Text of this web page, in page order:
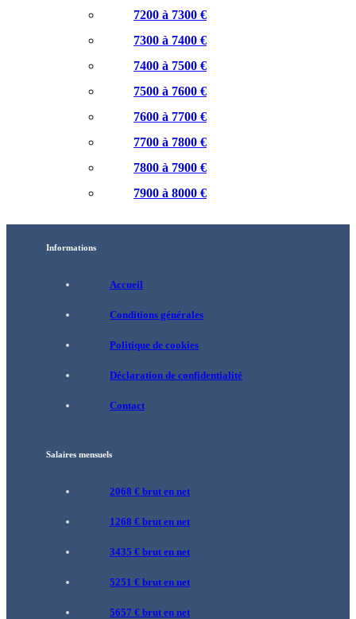
7200 à 7300 €
7300 à 7400 €
7400 à 7500 €
7500 à 7600 €
7600 à 7700 €
7700 à 7800 €
7800 à 7900 €
7900 à 8000 €
Informations
Accueil
Conditions générales
Politique de cookies
Déclaration de confidentialité
Contact
Salaires mensuels
2068 € brut en net
1268 € brut en net
3435 € brut en net
5251 € brut en net
5657 € brut en net